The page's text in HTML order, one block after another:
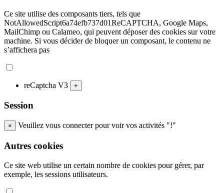
Ce site utilise des composants tiers, tels que
NotAllowedScript6a74efb737d01ReCAPTCHA, Google Maps,
MailChimp ou Calameo, qui peuvent déposer des cookies sur votre
machine. Si vous décider de bloquer un composant, le contenu ne
s’affichera pas
reCaptcha V3 +
Session
× Veuillez vous connecter pour voir vos activités "!"
Autres cookies
Ce site web utilise un certain nombre de cookies pour gérer, par
exemple, les sessions utilisateurs.